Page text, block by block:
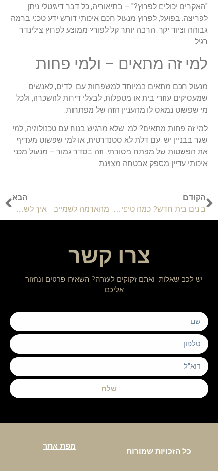
"האקרים יכולים לפרוץ?" – בתיאוריה, כל דבר דיגיטלי ניתן
לפריצה. בפועל, לפרוץ מנעול חכם איכותי דורש ידע טכני ברמה
גבוהה וציוד יקר. הרבה יותר קל לפורץ ממוצע לפרוץ צילינדר
רגיל.
למי זה מתאים – ולמי פחות
מנעול חכם מתאים במיוחד למשפחות עם ילדים, לאנשים
שמעסיקים עוזרי בית או מטפלות, לבעלי דירות להשכרה, ולכל
מי שפשוט נמאס לו מהעניין הזה של מפתחות.
למי זה פחות מתאים? למי שלא מרגיש בנוח עם טכנולוגיה, למי
שגר בבניין ישן עם דלת לא סטנדרטית, או למי שפשוט מעדיף
את הפשטות של מפתח מסורתי. וזה בסדר גמור – מנעול מכני
איכותי עדיין מספק אבטחה מצוינת.
הקודם
בונים בית חדש? כמה טיפים שכדאי שתכירו
הבא
מהאדמה לשמיים_ איך לשלב גראודינג, חוק המשיכה וצמידי נחושת למסע של התפתחות אישית מואצת
צרו קשר
יש לכם שאלות ואתם זקוקים לעזרה? השאירו פרטים ונחזור
אליכם
שלח
כל הזכויות שמורות
מפת אתר